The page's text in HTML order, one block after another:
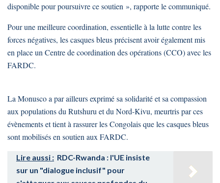
disponible pour poursuivre ce soutien », rapporte le communiqué.
Pour une meilleure coordination, essentielle à la lutte contre les
forces négatives, les casques bleus précisent avoir également mis
en place un Centre de coordination des opérations (CCO) avec les
FARDC.
La Monusco a par ailleurs exprimé sa solidarité et sa compassion
aux populations du Rutshuru et du Nord-Kivu, meurtris par ces
évènements et tient à rassurer les Congolais que les casques bleus
sont mobilisés en soutien aux FARDC.
Lire aussi : RDC-Rwanda : l'UE insiste
sur un "dialogue inclusif" pour